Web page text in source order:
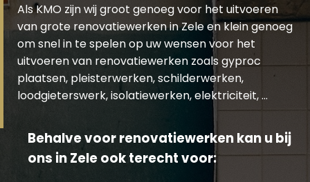
Als KMO zijn wij groot genoeg voor het uitvoeren
van grote renovatiewerken in Zele en klein genoeg
om snel in te spelen op uw wensen voor het
uitvoeren van renovatiewerken zoals gyproc
plaatsen, pleisterwerken, schilderwerken,
loodgieterswerk, isolatiewerken, elektriciteit, …
Behalve voor renovatiewerken kan u bij
ons in Zele ook terecht voor: